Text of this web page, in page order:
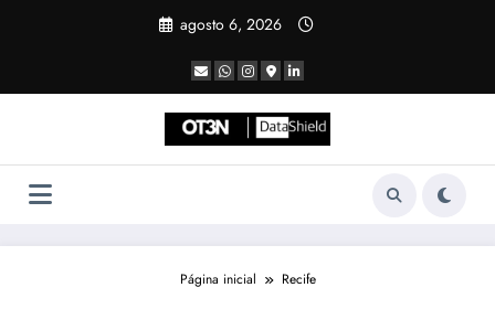
agosto 6, 2026
Página inicial Recife